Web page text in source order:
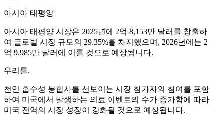
아시아 태평양
아시아 태평양 시장은 2025년에 2억 8,153만 달러를 창출하
여 글로벌 시장 규모의 29.35%를 차지했으며, 2026년에는 2
억 9,985만 달러에 이를 것으로 예상됩니다.
우리를.
천연 흡수성 봉합사를 선보이는 시장 참가자의 참여를 포함
하여 미국에서 발생하는 의료 이벤트의 수가 증가함에 따라
미국 전역의 시장 성장이 강화될 것으로 예상됩니다.